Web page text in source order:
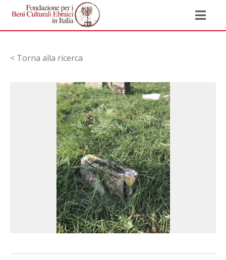
< Torna alla ricerca